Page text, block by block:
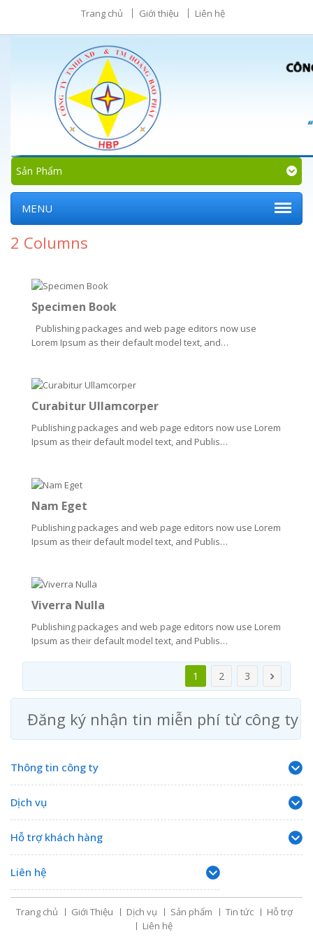
Trang chủ Giới thiệu Liên hệ
Sản Phẩm
MENU
2 Columns
Specimen Book
Publishing packages and web page editors now use
Lorem Ipsum as their default model text, and…
Curabitur Ullamcorper
Publishing packages and web page editors now use Lorem
Ipsum as their default model text, and Publis…
Nam Eget
Publishing packages and web page editors now use Lorem
Ipsum as their default model text, and Publis…
Viverra Nulla
Publishing packages and web page editors now use Lorem
Ipsum as their default model text, and Publis…
1 2 3
Đăng ký nhận tin miễn phí từ công ty
Thông tin công ty
Dịch vụ
Hỗ trợ khách hàng
Liên hệ
Trang chủ Giới Thiệu Dịch vụ Sản phẩm Tin tức
Hỗ trợ
Liên hệ